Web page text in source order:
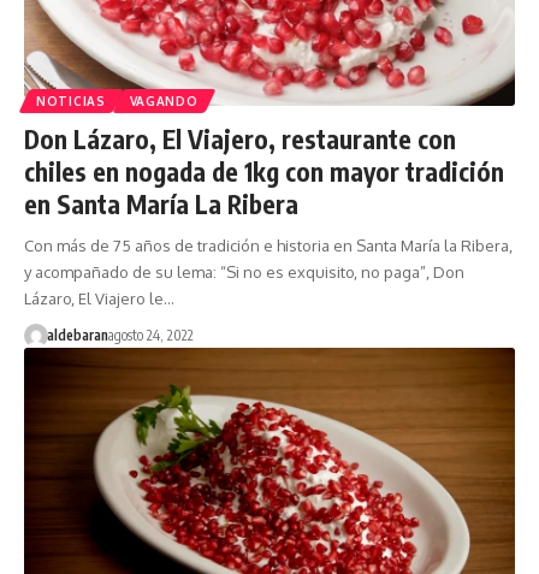
NOTICIAS VAGANDO
Don Lázaro, El Viajero, restaurante con
chiles en nogada de 1kg con mayor tradición
en Santa María La Ribera
Con más de 75 años de tradición e historia en Santa María la Ribera,
y acompañado de su lema: “Si no es exquisito, no paga”, Don
Lázaro, El Viajero le…
aldebaranagosto 24, 2022